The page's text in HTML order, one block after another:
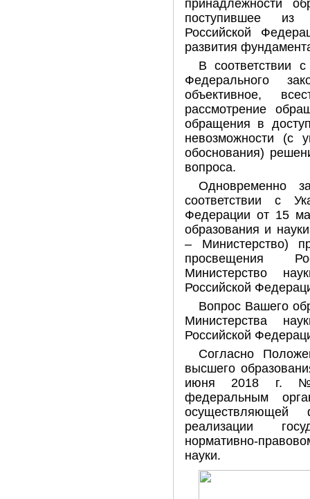
принадлежности
поступившее из
Российской
развития
В соответствии
Федерального
объективное,
рассмотрение
обращения в
невозможности (с
обоснования)
вопроса.
Одновременно
соответствии с
Федерации от 15
образования и
– Министерство)
просвещения
Министерство
Российской
Вопрос Вашего
Министерства
Российской
Согласно
высшего
июня 2018 г.
федеральным
реализации
нормативно-
науки.